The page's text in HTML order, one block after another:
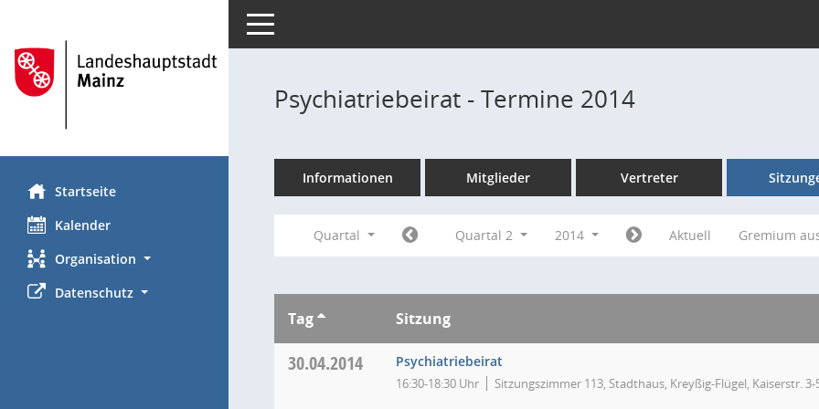
Startseite
Kalender
Organisation
Datenschutz
Toggle navigation
Psychiatriebeirat - Termine 2014
Informationen Mitglieder Vertreter
Quartal Quartal 2 2014 Aktuell Gremium
Tag Sitzung
30.04.2014 Psychiatriebeirat
16:30-18:30 Uhr Sitzungszimmer 113, Stadthaus, Kreyßig-Flügel, Kaiserstr. 3-